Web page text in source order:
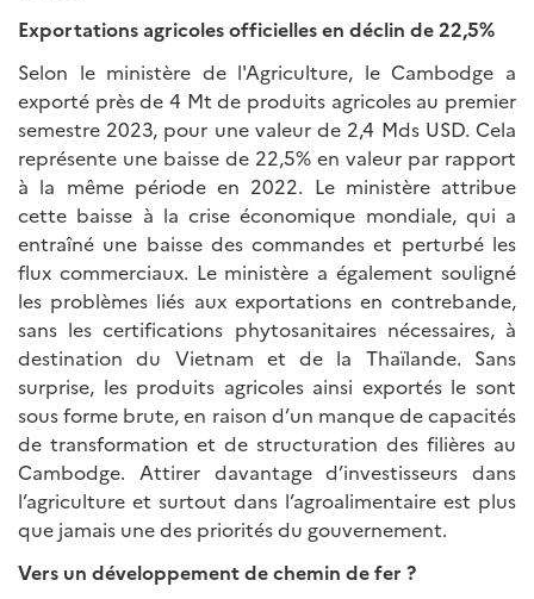
Exportations agricoles officielles en déclin de 22,5%
Selon le ministère de l'Agriculture, le Cambodge a
exporté près de 4 Mt de produits agricoles au premier
semestre 2023, pour une valeur de 2,4 Mds USD. Cela
représente une baisse de 22,5% en valeur par rapport
à la même période en 2022. Le ministère attribue
cette baisse à la crise économique mondiale, qui a
entraîné une baisse des commandes et perturbé les
flux commerciaux. Le ministère a également souligné
les problèmes liés aux exportations en contrebande,
sans les certifications phytosanitaires nécessaires, à
destination du Vietnam et de la Thaïlande. Sans
surprise, les produits agricoles ainsi exportés le sont
sous forme brute, en raison d’un manque de capacités
de transformation et de structuration des filières au
Cambodge. Attirer davantage d’investisseurs dans
l’agriculture et surtout dans l’agroalimentaire est plus
que jamais une des priorités du gouvernement.
Vers un développement de chemin de fer ?